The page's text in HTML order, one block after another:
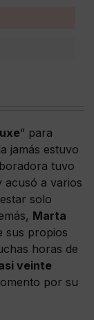
” para
jamás estuvo
tuvo
acusó a varios
solo
Marta
sus propios
horas de
veinte
por su